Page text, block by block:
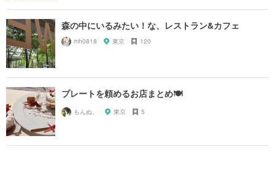
森の中にいるみたい！な、レストラン&カフェ
mh0818 東京 120
プレートを頼めるお店まとめ🍽
もんぬ。 東京 5